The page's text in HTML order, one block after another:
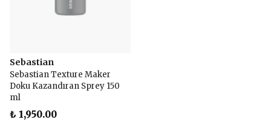
Sebastian
Sebastian Texture Maker
Doku Kazandıran Sprey 150
ml
₺ 1,950.00